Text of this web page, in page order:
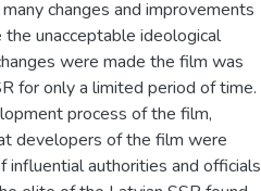
changes and improvements
unacceptable ideological
were made the film was
for only a limited period of time.
process of the film,
developers of the film were
authorities and officials